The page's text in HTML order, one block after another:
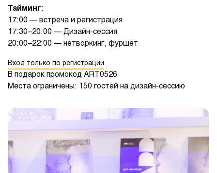
Тайминг:
17:00 — встреча и регистрация
17:30–20:00 — Дизайн-сессия
20:00–22:00 — нетворкинг, фуршет
Вход только по регистрации
В подарок промокод ART0526
Места ограничены: 150 гостей на дизайн-сессию